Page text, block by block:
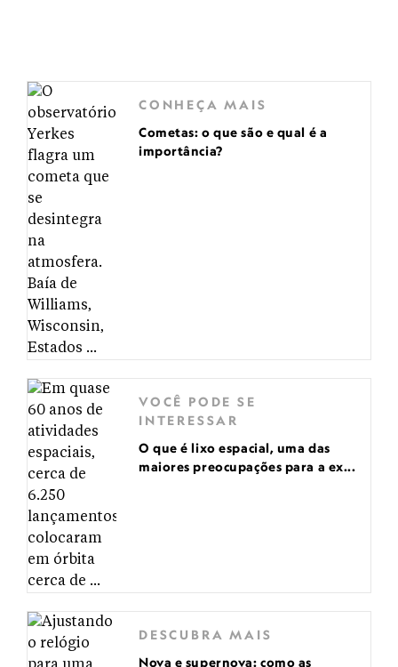
CONHEÇA MAIS
Cometas: o que são e qual é a
importância?
VOCÊ PODE SE
INTERESSAR
O que é lixo espacial, uma das
maiores preocupações para a ex...
DESCUBRA MAIS
Nova e supernova: como as